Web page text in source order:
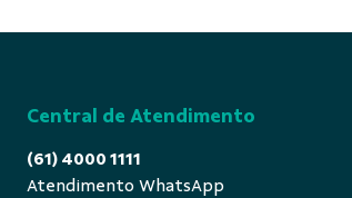
Central de Atendimento
(61) 4000 1111
Atendimento WhatsApp